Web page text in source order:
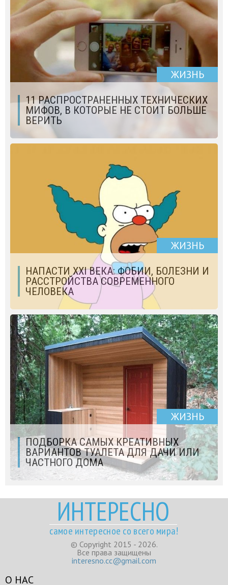
ЖИЗНЬ
11 РАСПРОСТРАНЕННЫХ ТЕХНИЧЕСКИХ
МИФОВ, В КОТОРЫЕ НЕ СТОИТ БОЛЬШЕ
ВЕРИТЬ
ЖИЗНЬ
НАПАСТИ XXI ВЕКА: ФОБИИ, БОЛЕЗНИ И
РАССТРОЙСТВА СОВРЕМЕННОГО
ЧЕЛОВЕКА
ЖИЗНЬ
ПОДБОРКА САМЫХ КРЕАТИВНЫХ
ВАРИАНТОВ ТУАЛЕТА ДЛЯ ДАЧИ ИЛИ
ЧАСТНОГО ДОМА
ИНТЕРЕСНО
самое интересное со всего мира!
© Copyright 2015 - 2026.
Все права защищены
interesno.cc@gmail.com
О НАС